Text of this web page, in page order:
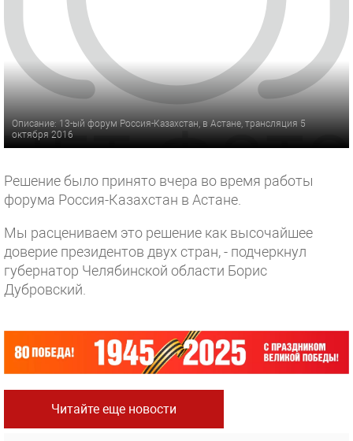
Описание: 13-ый форум Россия-Казахстан, в Астане, трансляция 5
октября 2016
Решение было принято вчера во время работы
форума Россия-Казахстан в Астане.
Мы расцениваем это решение как высочайшее
доверие президентов двух стран, - подчеркнул
губернатор Челябинской области Борис
Дубровский.
Читайте еще новости